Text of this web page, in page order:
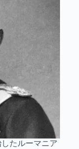
したルーマニア